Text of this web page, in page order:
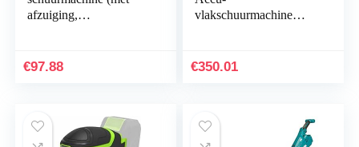
afzuiging,
behuizing van de…
€97.88
vlakschuurmachine
V, zwart/groen, medium
€350.01